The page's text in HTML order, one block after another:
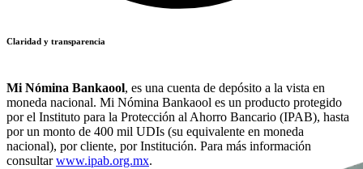
Claridad y transparencia
Mi Nómina Bankaool, es una cuenta de depósito a la vista en
moneda nacional. Mi Nómina Bankaool es un producto protegido
por el Instituto para la Protección al Ahorro Bancario (IPAB), hasta
por un monto de 400 mil UDIs (su equivalente en moneda
nacional), por cliente, por Institución. Para más información
consultar www.ipab.org.mx.